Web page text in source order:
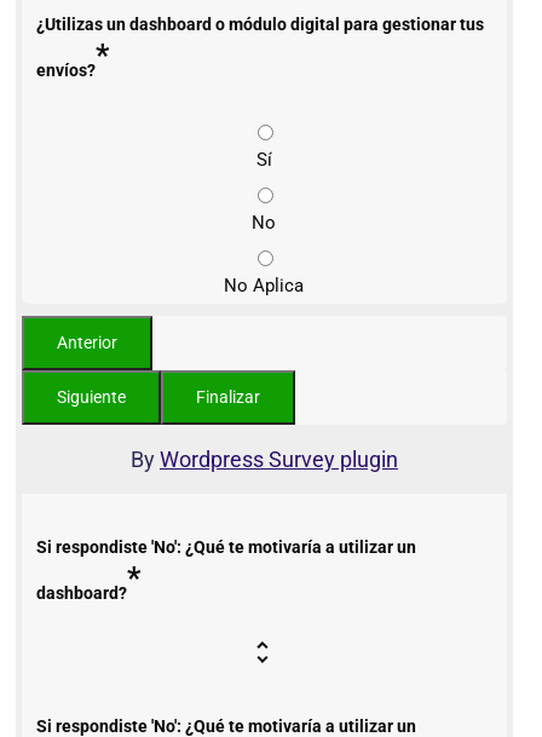
¿Utilizas un dashboard o módulo digital para gestionar tus
envíos?*
Sí
No
No Aplica
ByWordpress Survey plugin
Si respondiste 'No': ¿Qué te motivaría a utilizar un
dashboard?*
Si respondiste 'No': ¿Qué te motivaría a utilizar un